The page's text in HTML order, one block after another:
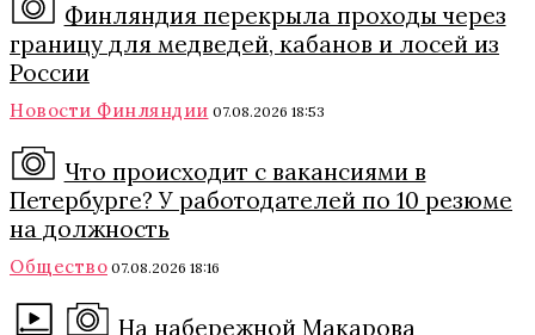
Финляндия перекрыла проходы через
границу для медведей, кабанов и лосей из
России
Новости Финляндии 07.08.2026 18:53
Что происходит с вакансиями в
Петербурге? У работодателей по 10 резюме
на должность
Общество 07.08.2026 18:16
На набережной Макарова